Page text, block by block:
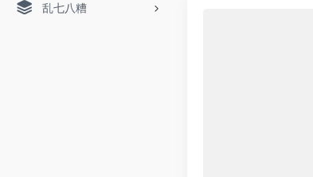
乱七八糟